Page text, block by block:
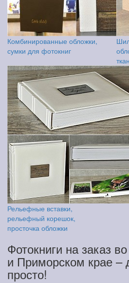
Комбинированные обложки,
сумки для фотокниг
Рельефные вставки,
рельефный корешок,
просточка обложки
Фотокниги на заказ
и Приморском крае –
просто!